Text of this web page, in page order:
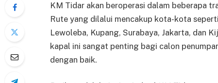
KM Tidar akan beroperasi dalam beberapa
Rute yang dilalui mencakup kota-kota
Lewoleba, Kupang, Surabaya, Jakarta, dan
kapal ini sangat penting bagi calon
dengan baik.